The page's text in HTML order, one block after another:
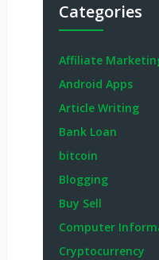
Categories
Affiliate
Android Apps
Article Writing
Bank Loan
bitcoin
Blogging
Buy Sell
Computer
Cryptocurrency